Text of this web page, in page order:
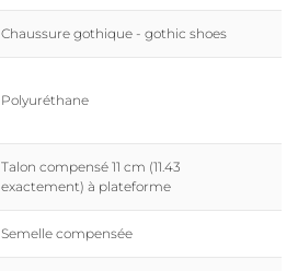
Chaussure gothique - gothic shoes
Polyuréthane
Talon compensé 11 cm (11.43
exactement) à plateforme
Semelle compensée